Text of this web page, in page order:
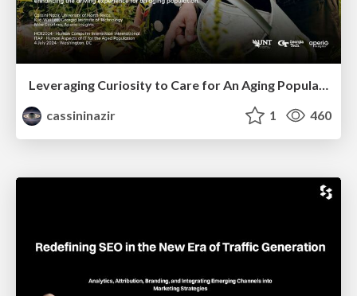
Leveraging Curiosity to Care for An Aging Population
cassininazir
1 460